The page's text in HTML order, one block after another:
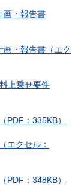
画・報告書
画・報告書（エク
上乗せ要件
PDF：335KB）
エクセル：
PDF：348KB）